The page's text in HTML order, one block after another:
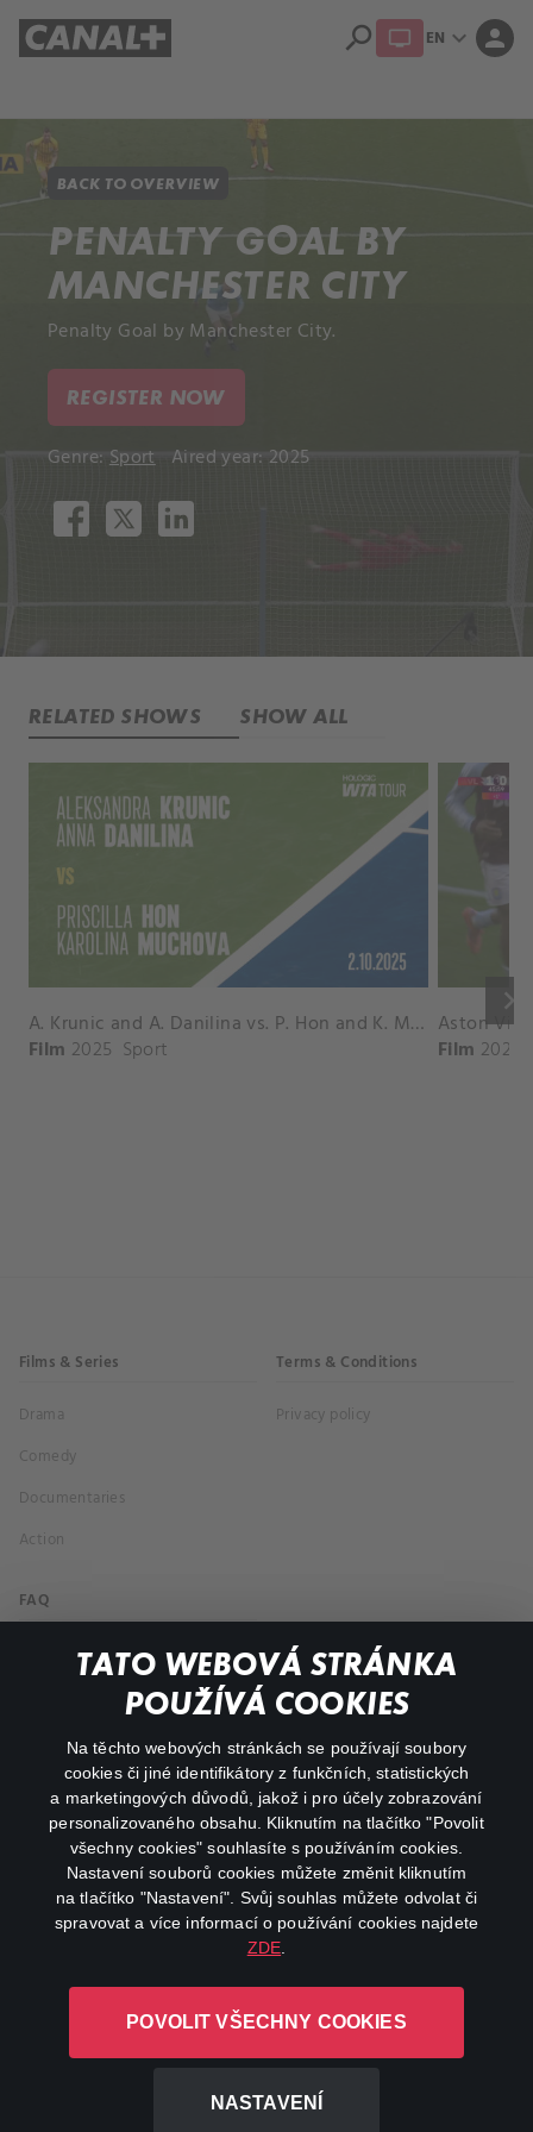
TATO WEBOVÁ STRÁNKA
POUŽÍVÁ COOKIES
Na těchto webových stránkách se používají soubory
cookies či jiné identifikátory z funkčních, statistických
a marketingových důvodů, jakož i pro účely zobrazování
personalizovaného obsahu. Kliknutím na tlačítko "Povolit
všechny cookies" souhlasíte s používáním cookies.
Nastavení souborů cookies můžete změnit kliknutím
na tlačítko "Nastavení". Svůj souhlas můžete odvolat či
spravovat a více informací o používání cookies najdete
ZDE
POVOLIT VŠECHNY COOKIES
NASTAVENÍ
search EN expand_more person
BACK TO OVERVIEW
PENALTY GOAL BY
MANCHESTER CITY
Penalty Goal by Manchester City.
REGISTER NOW
Genre: Sport Aired year: 2025
RELATED SHOWS SHOW ALL
keyboard_arrow_right
A. Krunic and A. Danilina vs. P. Hon and K. Muchova Match Highlights - BEIJING_Capital Group Diamond ( October 02, 2025)
Film 2025 Sport Film 2026
Films & Series
Drama
Comedy
Documentaries
Action
Terms & Conditions
Privacy policy
FAQ
My profile
facebookinstagram
youtube
L-1246 Luxembourg R.C.S.